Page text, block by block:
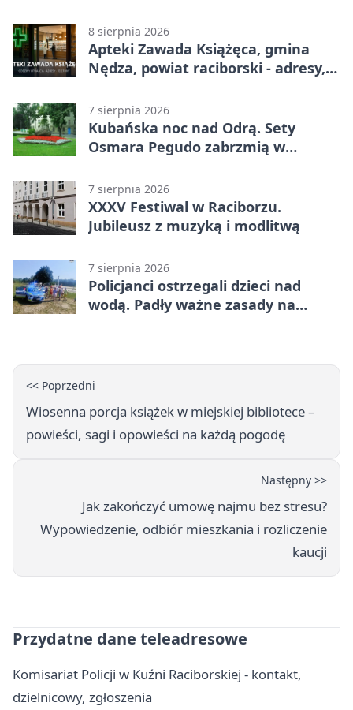
8 sierpnia 2026
Apteki Zawada Książęca, gmina
Nędza, powiat raciborski - adresy,
7 sierpnia 2026
Kubańska noc nad Odrą. Sety
Osmara Pegudo zabrzmią w
7 sierpnia 2026
XXXV Festiwal w Raciborzu.
Jubileusz z muzyką i modlitwą
7 sierpnia 2026
Policjanci ostrzegali dzieci nad
wodą. Padły ważne zasady na
<< Poprzedni
Wiosenna porcja książek w miejskiej bibliotece –
powieści, sagi i opowieści na każdą pogodę
Następny >>
Jak zakończyć umowę najmu bez stresu?
Wypowiedzenie, odbiór mieszkania i rozliczenie
kaucji
Przydatne dane teleadresowe
Komisariat Policji w Kuźni Raciborskiej - kontakt,
dzielnicowy, zgłoszenia